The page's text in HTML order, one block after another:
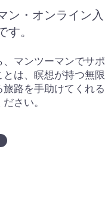
ン・オンライン入
。
マンツーマンでサポ
は、瞑想が持つ無限
路を手助けてくれる
さい。